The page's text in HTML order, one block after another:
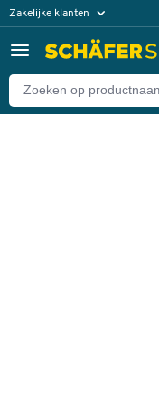
Zakelijke klanten
Particuliere klanten
Terug